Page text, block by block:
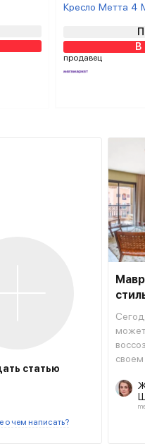
Кресло Метта 4
В
продавец
статью
о чем написать?